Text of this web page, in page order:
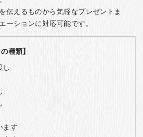
伝えるものから気軽なプレゼントま
ーションに対応可能です。
種類】
し
ます